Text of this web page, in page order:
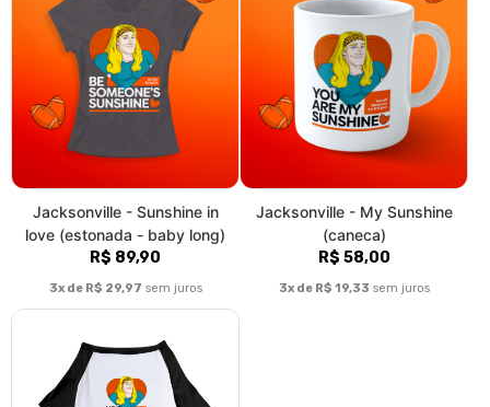
Jacksonville - Sunshine in
love (estonada - baby long)
R$ 89,90
3x de R$ 29,97 sem juros
Jacksonville - My Sunshine
(caneca)
R$ 58,00
3x de R$ 19,33 sem juros